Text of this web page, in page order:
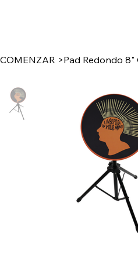
COMENZAR >Pad Redondo 8"